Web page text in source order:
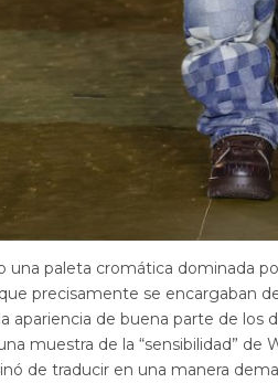
una paleta cromática dominada
precisamente se encargaban
apariencia de buena parte de los
muestra de la “sensibilidad” de
de traducir en una manera